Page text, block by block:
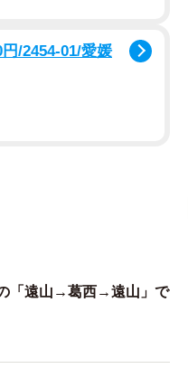
も選ばれながら、４年
選手として声を掛けら
/2454-01/愛媛
「遠山→葛西→遠山」で